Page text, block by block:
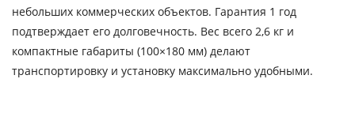
небольших коммерческих объектов. Гарантия 1 год
подтверждает его долговечность. Вес всего 2,6 кг и
компактные габариты (100×180 мм) делают
транспортировку и установку максимально удобными.